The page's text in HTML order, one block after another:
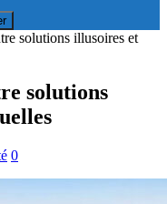
solutions illusoires et
solutions
0